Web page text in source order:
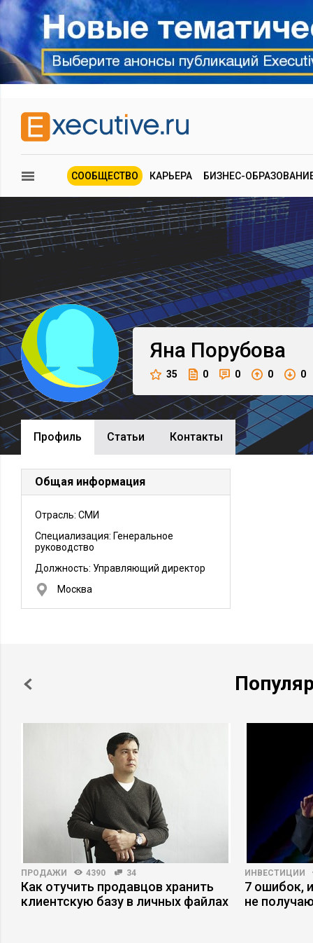
СООБЩЕСТВО КАРЬЕРА БИЗНЕС-
Яна Порубова
35 0 0 0 0
Профиль Cтатьи Контакты
Общая информация
Отрасль: СМИ
Специализация: Генеральное
руководство
Должность: Управляющий директор
Москва
ПРОДАЖИ 4390 34
Как отучить продавцов хранить
клиентскую базу в личных файлах
ИНВЕСТИЦИИ
7 ошибок,
не